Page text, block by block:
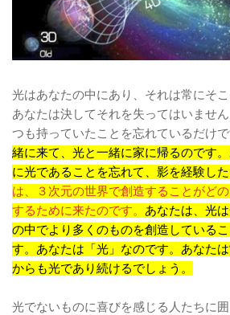
光はあなたの中にあり、それは常にそこ
あなたは決してそれを失ってはいませ
つも持っていたことを忘れているだけで
緒に来て、光と一緒に家に帰るのです
に光であることを忘れて、影を経験した
は、３次元の世界で創造することがど
するために来たのです。 あなたは、光
の中でより多くのものを創造している
す。あなたは「光」なのです。あなた
からも光であり続けるでしょう。
光でないものに喜びを感じる人たちに